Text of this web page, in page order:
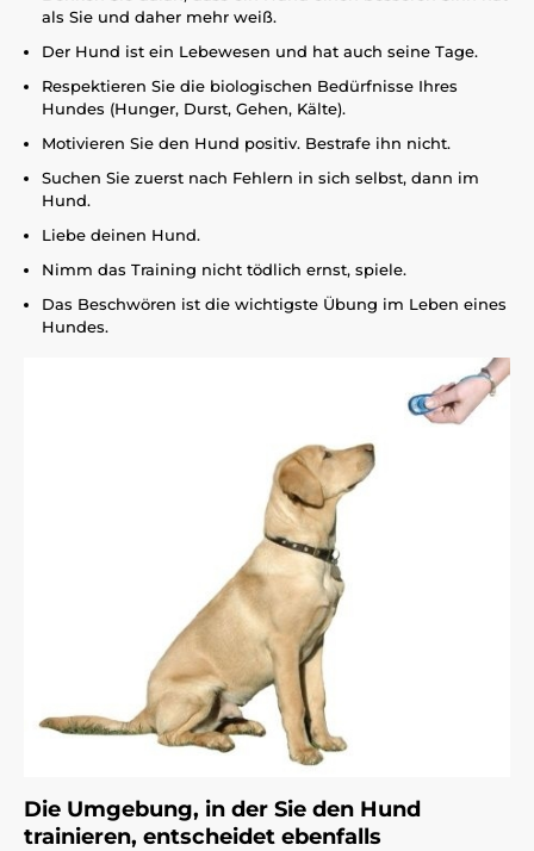
als Sie und daher mehr weiß.
Der Hund ist ein Lebewesen und hat auch seine Tage.
Respektieren Sie die biologischen Bedürfnisse Ihres
Hundes (Hunger, Durst, Gehen, Kälte).
Motivieren Sie den Hund positiv. Bestrafe ihn nicht.
Suchen Sie zuerst nach Fehlern in sich selbst, dann im
Hund.
Liebe deinen Hund.
Nimm das Training nicht tödlich ernst, spiele.
Das Beschwören ist die wichtigste Übung im Leben eines
Hundes.
Die Umgebung, in der Sie den Hund
trainieren, entscheidet ebenfalls